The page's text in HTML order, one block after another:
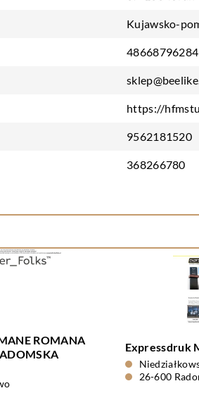
Kujawsko-
48668796284
https://
9562181520
368266780
ROMANA
Expressdruk
26-600